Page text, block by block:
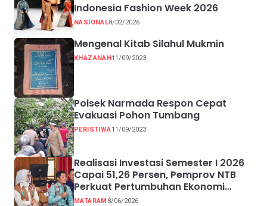
Indonesia Fashion Week 2026
NASIONAL8/02/2026
Mengenal Kitab Silahul Mukmin
KHAZANAH11/09/2023
Polsek Narmada Respon Cepat
Evakuasi Pohon Tumbang
PERISTIWA11/09/2023
Realisasi Investasi Semester I 2026
Capai 51,26 Persen, Pemprov NTB
Perkuat Pertumbuhan Ekonomi
Inklusif melalui UMKM
MATARAM 8/06/2026